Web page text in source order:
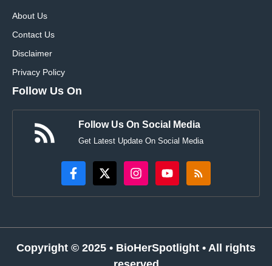
About Us
Contact Us
Disclaimer
Privacy Policy
Follow Us On
Follow Us On Social Media
Get Latest Update On Social Media
Copyright © 2025 • BioHerSpotlight • All rights